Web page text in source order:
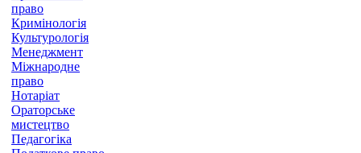
право
Кримінологія
Культурологія
Менеджмент
Міжнародне
право
Нотаріат
Ораторське
мистецтво
Педагогіка